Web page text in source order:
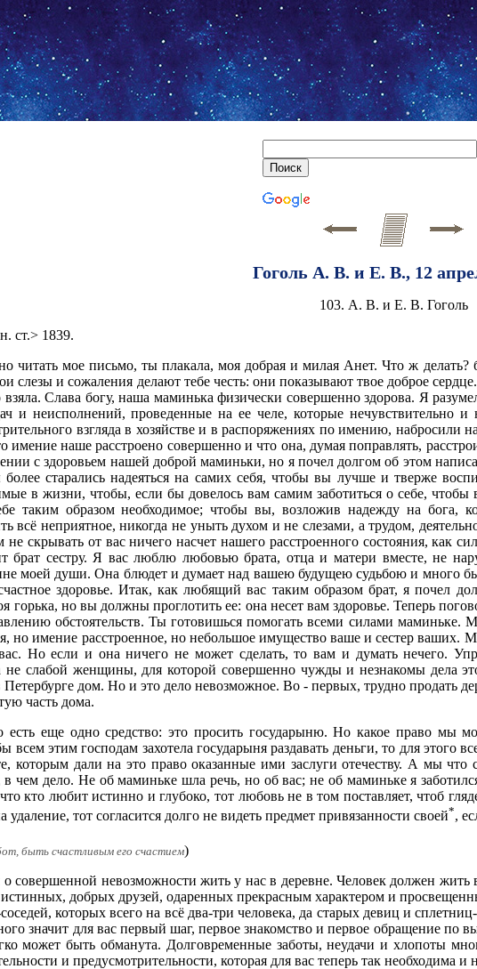
Гоголь А. В. и Е. В., 12
103. А. В. и Е. В. Гоголь
ст.> 1839.
читать мое письмо, ты плакала, моя добрая и милая Анет. Что ж
слезы и сожаления делают тебе честь: они показывают твое доброе
взяла. Слава богу, наша маминька физически совершенно здорова. Я
и неисполнений, проведенные на ее челе, которые нечувствительно
взгляда в хозяйстве и в распоряжениях по имению, набросили
наше расстроено совершенно и что она, думая поправлять,
с здоровьем нашей доброй маминьки, но я почел долгом об этом
старались надеяться на самих себя, чтобы вы лучше и тверже
в жизни, чтобы, если бы довелось вам самим заботиться о себе, чтобы
таким образом необходимое; чтобы вы, возложив надежду на
всё неприятное, никогда не уныть духом и не слезами, а трудом,
не скрывать от вас ничего насчет нашего расстроенного состояния,
брат сестру. Я вас люблю любовью брата, отца и матери вместе, не
моей души. Она блюдет и думает над вашею будущею судьбою и много бы
здоровье. Итак, как любящий вас таким образом брат, я почел
горька, но вы должны проглотить ее: она несет вам здоровье. Теперь
обстоятельств. Ты готовишься помогать всеми силами
но имение расстроенное, но небольшое имущество ваше и сестер ваших.
Но если и она ничего не может сделать, то вам и думать нечего.
не слабой женщины, для которой совершенно чужды и незнакомы дела
дом. Но и это дело невозможное. Во - первых, трудно продать
часть дома.
есть еще одно средство: это просить государыню. Но какое право мы
этим господам захотела государыня раздавать деньги, то для этого
которым дали на это право оказанные ими заслуги отечеству. А мы
в чем дело. Не об маминьке шла речь, но об вас; не об маминьке я
кто любит истинно и глубоко, тот любовь не в том поставляет, чтоб
тот согласится долго не видеть предмет привязанности своей*,
быть счастливым его счастием)
совершенной невозможности жить у нас в деревне. Человек должен жить
добрых друзей, одаренных прекрасным характером и
которых всего на всё два-три человека, да старых девиц и
значит для вас первый шаг, первое знакомство и первое обращение по
может быть обманута. Долговременные заботы, неудачи и хлопоты
и предусмотрительности, которая для вас теперь так необходима и